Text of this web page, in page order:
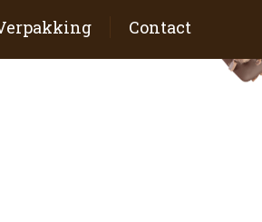
Contact